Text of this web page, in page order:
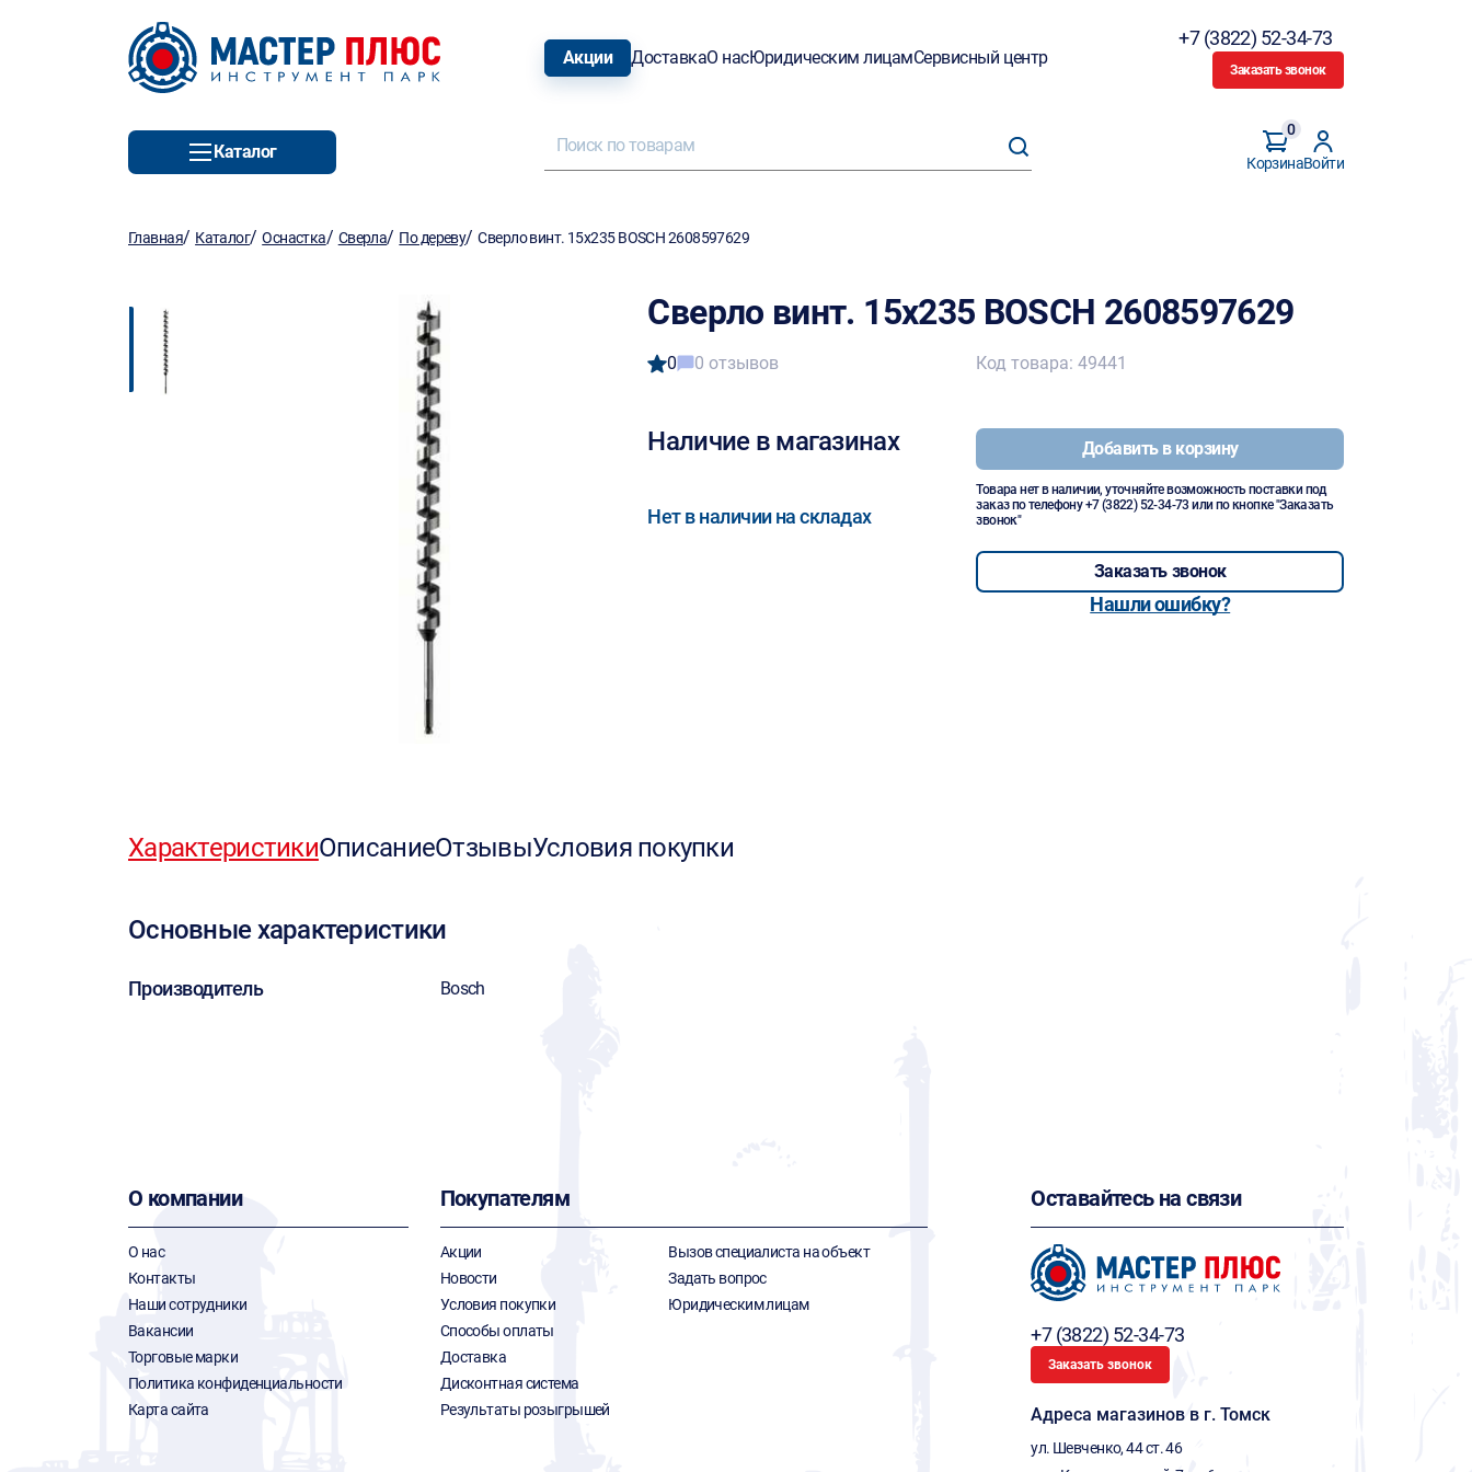
Акции ДоставкаО насЮридическим лицамСервисный центр
+7 (3822) 52-34-73
Заказать звонок
Каталог
Корзина
0
Войти
Главная/ Каталог/Оснастка/ Сверла/ По дереву/Сверло винт. 15х235 BOSCH 2608597629
Сверло винт. 15х235 BOSCH 2608597629
0 0 отзывов
Наличие в магазинах
Нет в наличии на складах
Код товара: 49441
Добавить в корзину
Товара нет в наличии, уточняйте возможность поставки под
заказ по телефону+7 (3822) 52-34-73 или по кнопке "Заказать
звонок"
Заказать звонок
Нашли ошибку?
ХарактеристикиОписаниеОтзывыУсловия покупки
Основные характеристики
Производитель Bosch
О компании
О нас
Контакты
Наши сотрудники
Вакансии
Торговые марки
Политика конфиденциальности
Карта сайта
Покупателям
Акции
Новости
Условия покупки
Способы оплаты
Доставка
Дисконтная система
Результаты розыгрышей
Вызов специалиста на объект
Задать вопрос
Юридическим лицам
Оставайтесь на связи
+7 (3822) 52-34-73
Заказать звонок
Адреса магазинов в г. Томск
ул. Шевченко, 44 ст. 46